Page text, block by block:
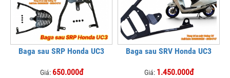
Baga sau SRP Honda UC3
Giá: 650.000đ
Baga sau SRV Honda UC3
Giá: 1.450.000đ